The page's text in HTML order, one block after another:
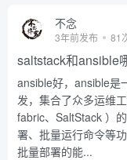
不念
3年前发布 81
saltstack和ansible
ansible好，ansible是
发，集合了众多运维
fabric、SaltStack ）
署、批量运行命令等
批量部署的能...